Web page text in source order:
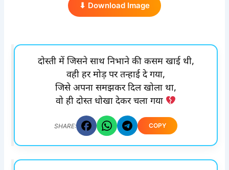
⬇ Download Image
दोस्ती में जिसने साथ निभाने की कसम खाई थी,
वही हर मोड़ पर तन्हाई दे गया,
जिसे अपना समझकर दिल खोला था,
वो ही दोस्त धोखा देकर चला गया
SHARE: COPY